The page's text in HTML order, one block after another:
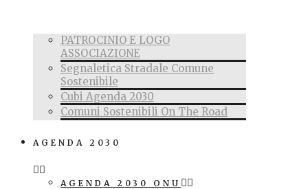
PATROCINIO E LOGO
ASSOCIAZIONE
Segnaletica Stradale Comune
Sostenibile
Cubi Agenda 2030
Comuni Sostenibili On The Road
AGENDA 2030
AGENDA 2030 ONU